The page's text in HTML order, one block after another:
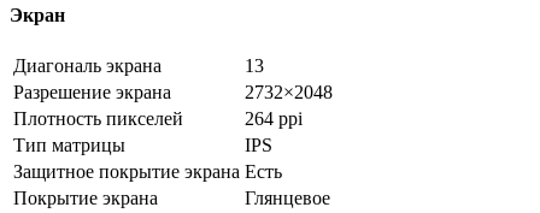
Экран
Диагональ экрана
13
Разрешение экрана
2732×2048
Плотность пикселей
264 ppi
Тип матрицы
IPS
Защитное покрытие экрана Есть
Покрытие экрана
Глянцевое